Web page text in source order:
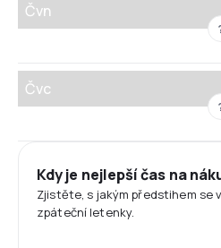
Čvn
Čvc
Kdy je nejlepší čas na
Zjistěte, s jakým předstihem se
zpáteční letenky.